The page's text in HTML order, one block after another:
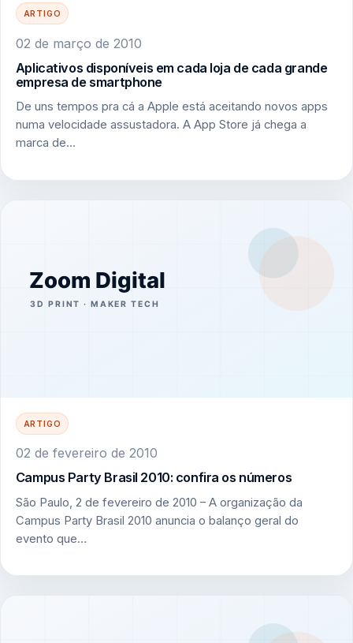
ARTIGO
02 de março de 2010
Aplicativos disponíveis em cada loja de cada grande
empresa de smartphone
De uns tempos pra cá a Apple está aceitando novos apps
numa velocidade assustadora. A App Store já chega a
marca de…
ARTIGO
02 de fevereiro de 2010
Campus Party Brasil 2010: confira os números
São Paulo, 2 de fevereiro de 2010 – A organização da
Campus Party Brasil 2010 anuncia o balanço geral do
evento que…